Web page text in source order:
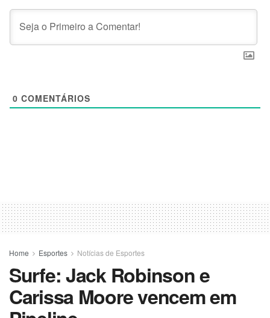
0 COMENTÁRIOS
Home Esportes Notícias de Esportes
Surfe: Jack Robinson e
Carissa Moore vencem em